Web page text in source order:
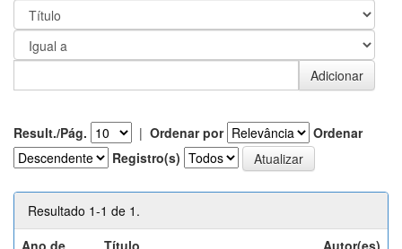
Result./Pág. | Ordenar por
Ordenar
Registro(s)
Resultado 1-1 de 1.
Ano de
Título Autor(es)